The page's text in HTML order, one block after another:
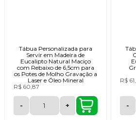
Tábua Personalizada para
Servir em Madeira de
Eucalipto Natural Maciço
com Rebaixo de 6,5cm para
os Potes de Molho Gravação a
Laser e Óleo Mineral
R$ 60,87
- +
R$
-